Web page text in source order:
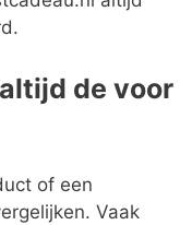
de voor
of een
Vaak